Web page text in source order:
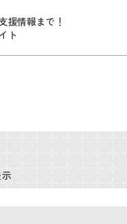
援情報まで！
ト